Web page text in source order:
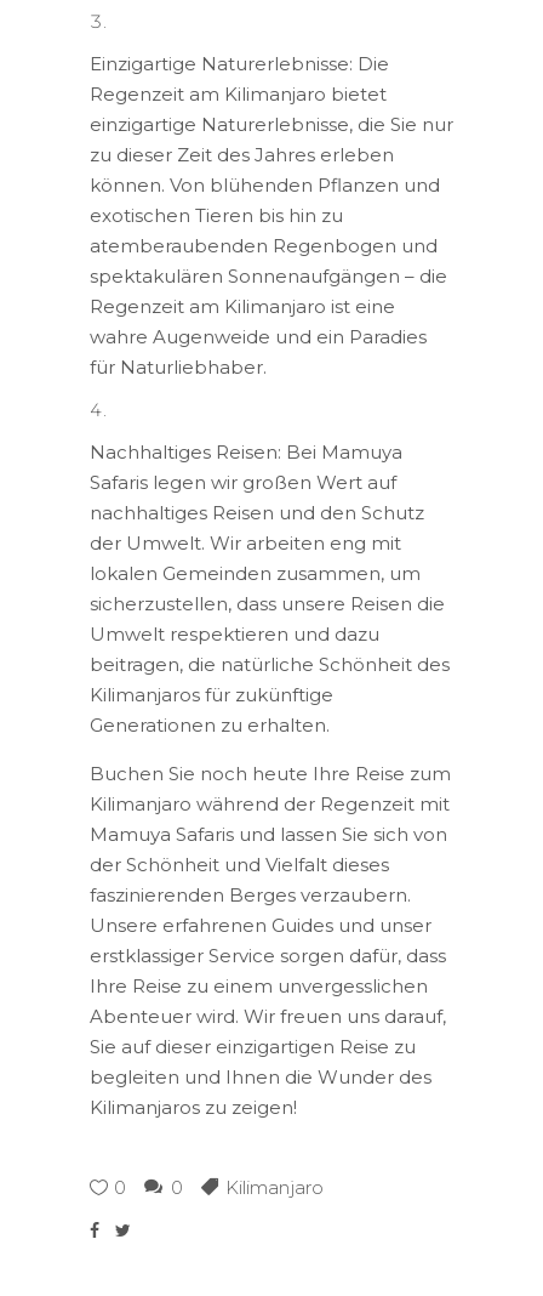
Einzigartige Naturerlebnisse: Die
Regenzeit am Kilimanjaro bietet
einzigartige Naturerlebnisse, die Sie nur
zu dieser Zeit des Jahres erleben
können. Von blühenden Pflanzen und
exotischen Tieren bis hin zu
atemberaubenden Regenbogen und
spektakulären Sonnenaufgängen – die
Regenzeit am Kilimanjaro ist eine
wahre Augenweide und ein Paradies
für Naturliebhaber.
Nachhaltiges Reisen: Bei Mamuya
Safaris legen wir großen Wert auf
nachhaltiges Reisen und den Schutz
der Umwelt. Wir arbeiten eng mit
lokalen Gemeinden zusammen, um
sicherzustellen, dass unsere Reisen die
Umwelt respektieren und dazu
beitragen, die natürliche Schönheit des
Kilimanjaros für zukünftige
Generationen zu erhalten.
Buchen Sie noch heute Ihre Reise zum
Kilimanjaro während der Regenzeit mit
Mamuya Safaris und lassen Sie sich von
der Schönheit und Vielfalt dieses
faszinierenden Berges verzaubern.
Unsere erfahrenen Guides und unser
erstklassiger Service sorgen dafür, dass
Ihre Reise zu einem unvergesslichen
Abenteuer wird. Wir freuen uns darauf,
Sie auf dieser einzigartigen Reise zu
begleiten und Ihnen die Wunder des
Kilimanjaros zu zeigen!
0 0 Kilimanjaro